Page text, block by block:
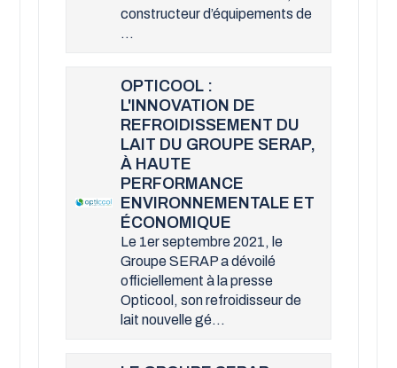
constructeur d’équipements de
...
OPTICOOL :
L'INNOVATION DE
REFROIDISSEMENT DU
LAIT DU GROUPE SERAP,
À HAUTE
PERFORMANCE
ENVIRONNEMENTALE ET
ÉCONOMIQUE
Le 1er septembre 2021, le
Groupe SERAP a dévoilé
officiellement à la presse
Opticool, son refroidisseur de
lait nouvelle gé...